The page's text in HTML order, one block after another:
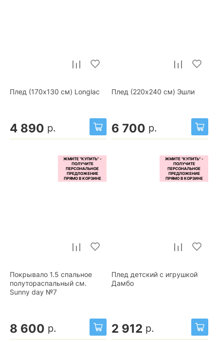
Плед (170x130 см) Longlac
4 890 р.
Плед (220x240 см) Эшли
6 700 р.
Покрывало 1.5 спальное
полутораспальный см.
Sunny day №7
8 600 р.
Плед детский с игрушкой
Дамбо
2 912 р.